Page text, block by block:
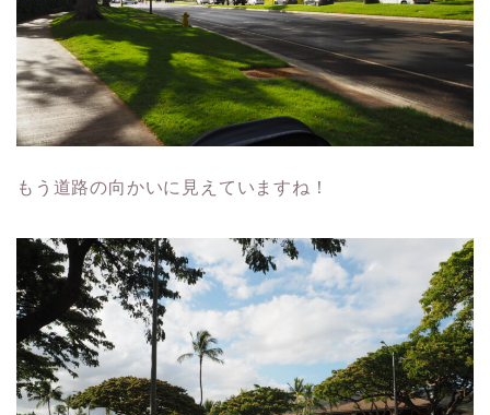
もう道路の向かいに見えていますね！